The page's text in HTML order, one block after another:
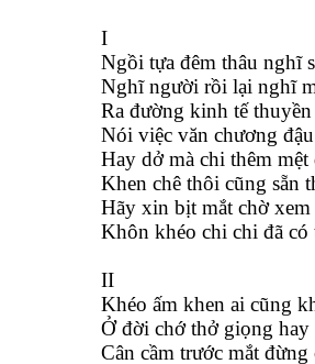
I
Ngồi tựa đêm thâu nghĩ
Nghĩ người rồi lại nghĩ
Ra đường kinh tế
Nói việc văn chương
Hay dở mà chi thêm mệt
Khen chê thôi cũng sẵn
Hãy xin bịt mắt chờ
Khôn khéo chi chi đã có
II
Khéo ấm khen ai cũng
Ở đời chớ thở giọng hay
Cân cầm trước mắt đừng